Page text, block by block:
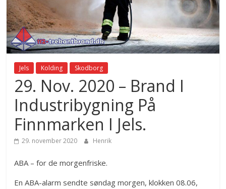
Jels Kolding Skodborg
29. Nov. 2020 – Brand I
Industribygning På
Finnmarken I Jels.
29. november 2020 Henrik
ABA – for de morgenfriske.
En ABA-alarm sendte søndag morgen, klokken 08.06,